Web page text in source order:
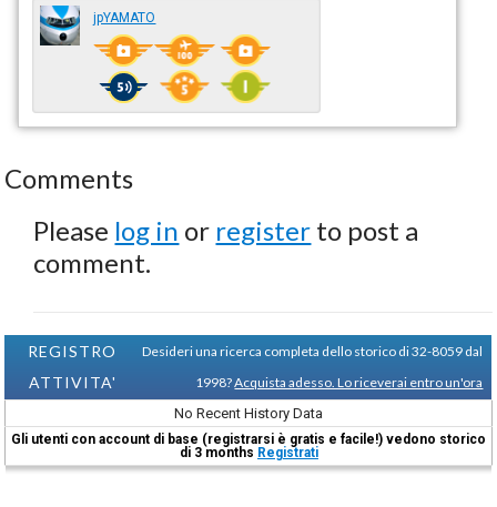
jpYAMATO
Comments
Please log in or register to post a
comment.
REGISTRO
ATTIVITA'
Desideri una ricerca completa dello storico di 32-8059 dal
1998?Acquista adesso. Lo riceverai entro un'ora
No Recent History Data
Gli utenti con account di base (registrarsi è gratis e facile!) vedono storico
di 3 months Registrati